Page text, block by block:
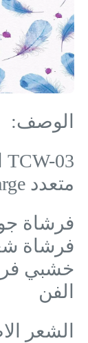
الوصف:
متعدد purposeLarge
فرشاة
فرشاة
خشبي
الفن
الشعر